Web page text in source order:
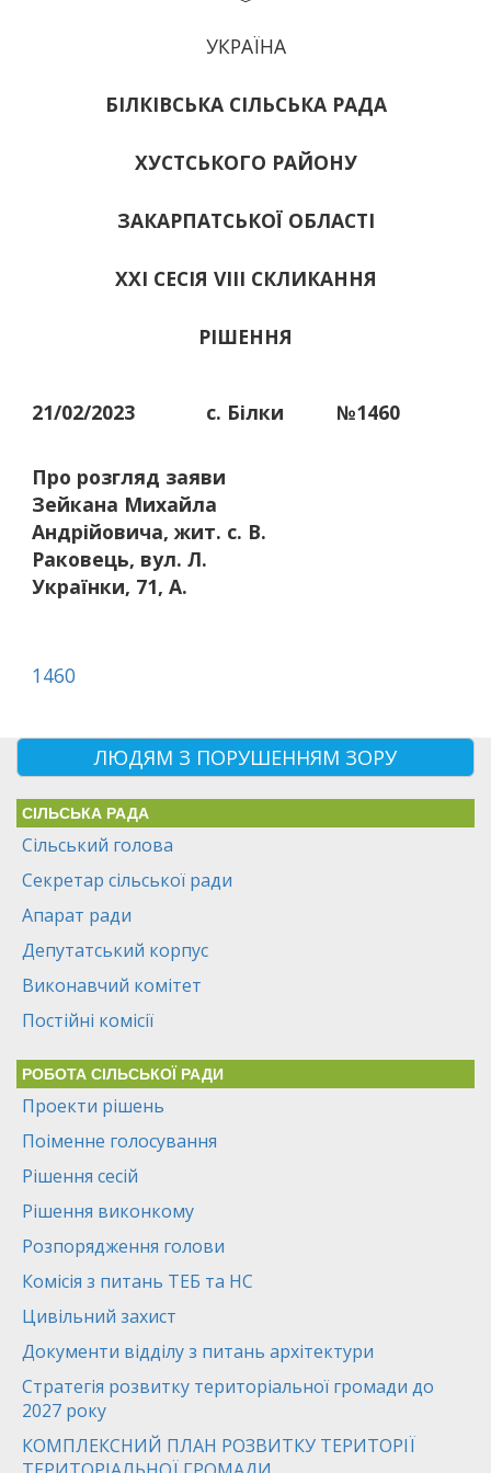
УКРАЇНА
БІЛКІВСЬКА СІЛЬСЬКА РАДА
ХУСТСЬКОГО РАЙОНУ
ЗАКАРПАТСЬКОЇ ОБЛАСТІ
ХХІ СЕСІЯ VIII СКЛИКАННЯ
РІШЕННЯ
21/02/2023 с. Білки №1460
Про розгляд заяви
Зейкана Михайла
Андрійовича, жит. с. В.
Раковець, вул. Л.
Українки, 71, А.
1460
ЛЮДЯМ З ПОРУШЕННЯМ ЗОРУ
СІЛЬСЬКА РАДА
Сільський голова
Секретар сільської ради
Апарат ради
Депутатський корпус
Виконавчий комітет
Постійні комісії
РОБОТА СІЛЬСЬКОЇ РАДИ
Проекти рішень
Поіменне голосування
Рішення сесій
Рішення виконкому
Розпорядження голови
Комісія з питань ТЕБ та НС
Цивільний захист
Документи відділу з питань архітектури
Стратегія розвитку територіальної громади до
2027 року
КОМПЛЕКСНИЙ ПЛАН РОЗВИТКУ ТЕРИТОРІЇ